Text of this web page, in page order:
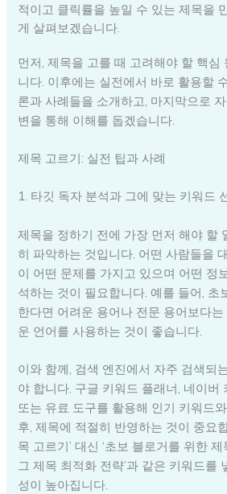
적이고 클릭률을 높일 수 있는 제목을
게 살펴보겠습니다.
먼저, 제목을 고를 때 고려해야 할 핵심
니다. 이후에는 실전에서 바로 활용할
론과 사례들을 소개하고, 마지막으로
변을 통해 이해를 돕겠습니다.
제목 고르기: 실전 팁과 사례
1. 타깃 독자 분석과 그에 맞는 키워드
제목을 정하기 전에 가장 먼저 해야 할
히 파악하는 것입니다. 어떤 사람들을
이 어떤 문제를 가지고 있으며 어떤 정
석하는 것이 필요합니다. 예를 들어, 초
한다면 어려운 용어나 전문 용어보다
운 언어를 사용하는 것이 좋습니다.
이와 함께, 검색 엔진에서 자주 검색되
야 합니다. 구글 키워드 플래너, 네이버
또는 유료 도구를 활용해 인기 키워드
후, 제목에 적절히 반영하는 것이 중요
목 고르기’ 대신 ‘초보 블로거를 위한 제
그 제목 최적화 전략’과 같은 키워드를
성이 높아집니다.